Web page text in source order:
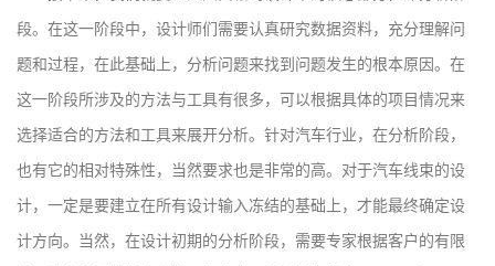
段。在这一阶段中，设计师们需要认真研究数据资料，充分理解问
题和过程，在此基础上，分析问题来找到问题发生的根本原因。在
这一阶段所涉及的方法与工具有很多，可以根据具体的项目情况来
选择适合的方法和工具来展开分析。针对汽车行业，在分析阶段，
也有它的相对特殊性，当然要求也是非常的高。对于汽车线束的设
计，一定是要建立在所有设计输入冻结的基础上，才能最终确定设
计方向。当然，在设计初期的分析阶段，需要专家根据客户的有限